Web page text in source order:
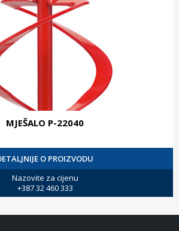
MJEŠALO P-22040
O PROIZVODU
Nazovite za cijenu
+387 32 460 333